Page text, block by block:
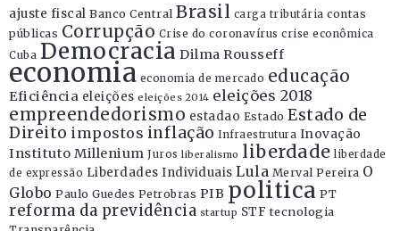
ajuste fiscal Banco Central Brasil carga tributária contas
públicas Corrupção Crise do coronavírus crise econômica
Cuba Democracia Dilma Rousseff
economia economia de mercado educação
Eficiência eleições eleições 2014 eleições 2018
empreendedorismo estadao Estado Estado de
Direito impostos inflação Infraestrutura Inovação
Instituto Millenium Juros liberalismo liberdade liberdade
de expressão Liberdades Individuais Lula Merval Pereira O
Globo Paulo Guedes Petrobras PIB politica PT
reforma da previdência startup STF tecnologia